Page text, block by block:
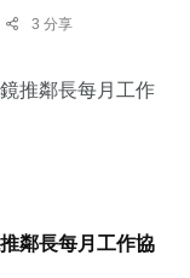
3 分享
鄰長每月工作協